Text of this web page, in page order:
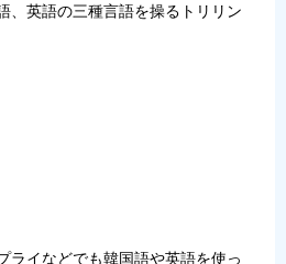
、英語の三種言語を操るトリリン
ライなどでも韓国語や英語を使っ